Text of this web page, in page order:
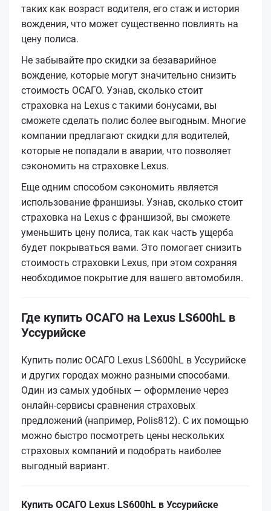
таких как возраст водителя, его стаж и история
вождения, что может существенно повлиять на
цену полиса.
Не забывайте про скидки за безаварийное
вождение, которые могут значительно снизить
стоимость ОСАГО. Узнав, сколько стоит
страховка на Lexus с такими бонусами, вы
сможете сделать полис более выгодным. Многие
компании предлагают скидки для водителей,
которые не попадали в аварии, что позволяет
сэкономить на страховке Lexus.
Еще одним способом сэкономить является
использование франшизы. Узнав, сколько стоит
страховка на Lexus с франшизой, вы сможете
уменьшить цену полиса, так как часть ущерба
будет покрываться вами. Это помогает снизить
стоимость страховки Lexus, при этом сохраняя
необходимое покрытие для вашего автомобиля.
Где купить ОСАГО на Lexus LS600hL в
Уссурийске
Купить полис ОСАГО Lexus LS600hL в Уссурийске
и других городах можно разными способами.
Один из самых удобных — оформление через
онлайн-сервисы сравнения страховых
предложений (например, Polis812). С их помощью
можно быстро посмотреть цены нескольких
страховых компаний и подобрать наиболее
выгодный вариант.
Купить ОСАГО Lexus LS600hL в Уссурийске